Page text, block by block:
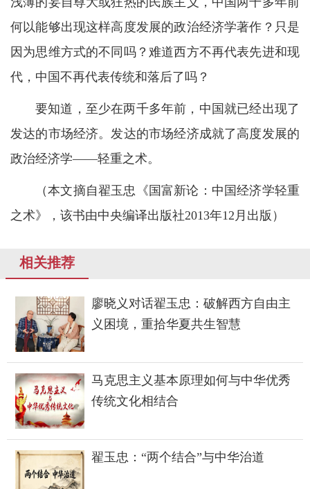
何以能够出现这样高度发展的政治经济学著作？只是
因为思维方式的不同吗？难道西方不再代表先进和现
代，中国不再代表传统和落后了吗？
要知道，至少在两千多年前，中国就已经出现了
发达的市场经济。发达的市场经济成就了高度发展的
政治经济学——轻重之术。
（本文摘自翟玉忠《国富新论：中国经济学轻重
之术》，该书由中央编译出版社2013年12月出版）
相关推荐
廖晓义对话翟玉忠：破解西方自由主
义困境，重拾华夏共生智慧
马克思主义基本原理如何与中华优秀
传统文化相结合
翟玉忠：“两个结合”与中华治道